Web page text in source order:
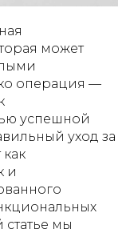
может
операция —
успешной
уход за
и
мы